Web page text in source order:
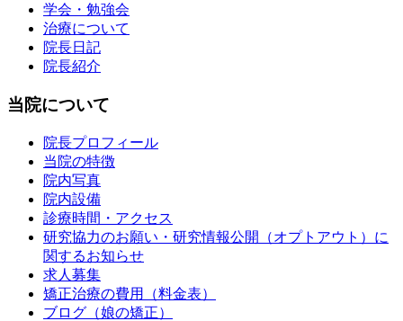
学会・勉強会
治療について
院長日記
院長紹介
当院について
院長プロフィール
当院の特徴
院内写真
院内設備
診療時間・アクセス
研究協力のお願い・研究情報公開（オプトアウト）に
関するお知らせ
求人募集
矯正治療の費用（料金表）
ブログ（娘の矯正）